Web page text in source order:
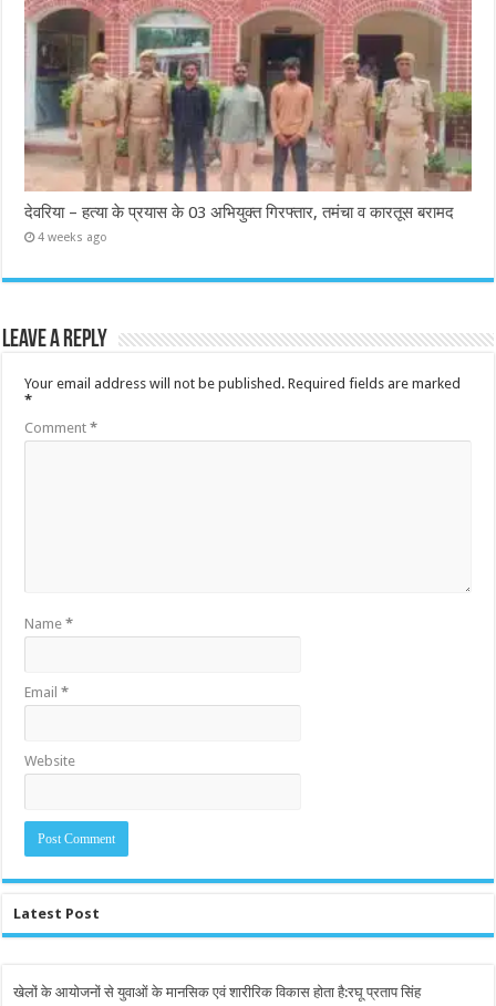
देवरिया – हत्या के प्रयास के 03 अभियुक्त गिरफ्तार, तमंचा व कारतूस बरामद
4 weeks ago
Leave a Reply
Your email address will not be published. Required fields are marked
*
Comment*
Name*
Email*
Website
Latest Post
खेलों के आयोजनों से युवाओं के मानसिक एवं शारीरिक विकास होता है:रघू प्रताप सिंह